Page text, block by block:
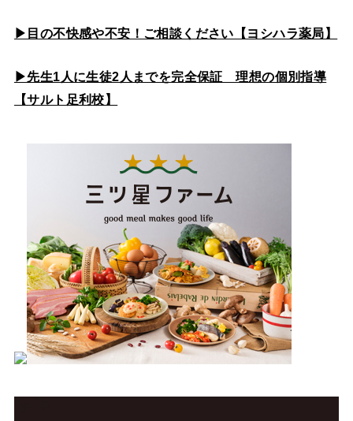
▶目の不快感や不安！ご相談ください【ヨシハラ薬局】
▶先生1人に生徒2人までを完全保証 理想の個別指導
【サルト足利校】